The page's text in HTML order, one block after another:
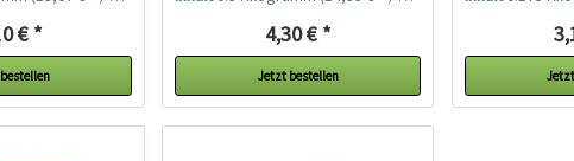
€ * 4,30 € *
Jetzt bestellen